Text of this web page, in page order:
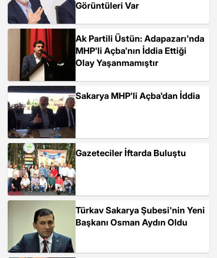
Görüntüleri Var
Ak Partili Üstün: Adapazarı'nda
MHP'li Açba'nın İddia Ettiği
Olay Yaşanmamıştır
Sakarya MHP'li Açba'dan İddia
Gazeteciler İftarda Buluştu
Türkav Sakarya Şubesi'nin Yeni
Başkanı Osman Aydın Oldu